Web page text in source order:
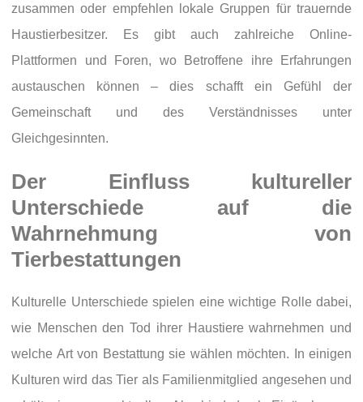
zusammen oder empfehlen lokale Gruppen für trauernde
Haustierbesitzer. Es gibt auch zahlreiche Online-
Plattformen und Foren, wo Betroffene ihre Erfahrungen
austauschen können – dies schafft ein Gefühl der
Gemeinschaft und des Verständnisses unter
Gleichgesinnten.
Der Einfluss kultureller
Unterschiede auf die
Wahrnehmung von
Tierbestattungen
Kulturelle Unterschiede spielen eine wichtige Rolle dabei,
wie Menschen den Tod ihrer Haustiere wahrnehmen und
welche Art von Bestattung sie wählen möchten. In einigen
Kulturen wird das Tier als Familienmitglied angesehen und